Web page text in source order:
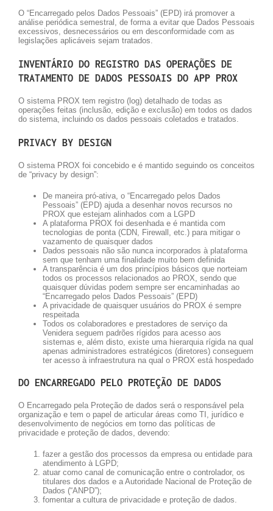
O “Encarregado pelos Dados Pessoais” (EPD) irá promover a
análise periódica semestral, de forma a evitar que Dados Pessoais
excessivos, desnecessários ou em desconformidade com as
legislações aplicáveis sejam tratados.
INVENTÁRIO DO REGISTRO DAS OPERAÇÕES DE
TRATAMENTO DE DADOS PESSOAIS DO APP PROX
O sistema PROX tem registro (log) detalhado de todas as
operações feitas (inclusão, edição e exclusão) em todos os dados
do sistema, incluindo os dados pessoais coletados e tratados.
PRIVACY BY DESIGN
O sistema PROX foi concebido e é mantido seguindo os conceitos
de “privacy by design”:
De maneira pró-ativa, o “Encarregado pelos Dados
Pessoais” (EPD) ajuda a desenhar novos recursos no
PROX que estejam alinhados com a LGPD
A plataforma PROX foi desenhada e é mantida com
tecnologias de ponta (CDN, Firewall, etc.) para mitigar o
vazamento de quaisquer dados
Dados pessoais não são nunca incorporados à plataforma
sem que tenham uma finalidade muito bem definida
A transparência é um dos princípios básicos que norteiam
todos os processos relacionados ao PROX, sendo que
quaisquer dúvidas podem sempre ser encaminhadas ao
“Encarregado pelos Dados Pessoais” (EPD)
A privacidade de quaisquer usuários do PROX é sempre
respeitada
Todos os colaboradores e prestadores de serviço da
Venidera seguem padrões rígidos para acesso aos
sistemas e, além disto, existe uma hierarquia rígida na qual
apenas administradores estratégicos (diretores) conseguem
ter acesso à infraestrutura na qual o PROX está hospedado
DO ENCARREGADO PELO PROTEÇÃO DE DADOS
O Encarregado pela Proteção de dados será o responsável pela
organização e tem o papel de articular áreas como TI, jurídico e
desenvolvimento de negócios em torno das políticas de
privacidade e proteção de dados, devendo:
fazer a gestão dos processos da empresa ou entidade para
atendimento à LGPD;
atuar como canal de comunicação entre o controlador, os
titulares dos dados e a Autoridade Nacional de Proteção de
Dados (“ANPD”);
fomentar a cultura de privacidade e proteção de dados.